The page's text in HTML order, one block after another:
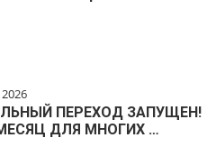
2026
ПЕРЕХОД ЗАПУЩЕН!
ДЛЯ МНОГИХ …